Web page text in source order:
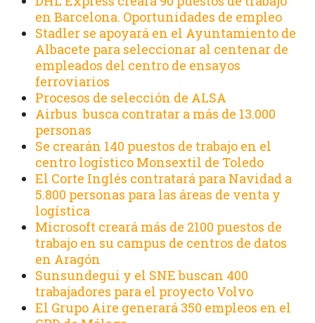
en Barcelona. Oportunidades de empleo
Stadler se apoyará en el Ayuntamiento de
Albacete para seleccionar al centenar de
empleados del centro de ensayos
ferroviarios
Procesos de selección de ALSA
Airbus busca contratar a más de 13.000
personas
Se crearán 140 puestos de trabajo en el
centro logístico Monsextil de Toledo
El Corte Inglés contratará para Navidad a
5.800 personas para las áreas de venta y
logística
Microsoft creará más de 2100 puestos de
trabajo en su campus de centros de datos
en Aragón
Sunsundegui y el SNE buscan 400
trabajadores para el proyecto Volvo
El Grupo Aire generará 350 empleos en el